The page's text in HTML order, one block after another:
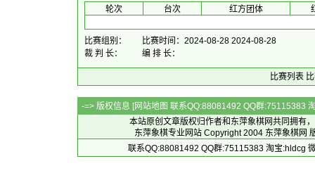
轮次 台次 红方团体
比赛组别：
比赛时间：2024-08-28 2024-08-28
裁 判 长：
编 排 长：
比赛列表
-=> 版权信息 [网站地图 联系QQ:88081492 QQ群:75115383
本站原创文章版权归作者和 东萍象棋网共同拥有
东萍象棋专业网站 Copyright 2004 东萍象棋网
联系QQ:88081492 QQ群:75115383 淘宝:hldcg